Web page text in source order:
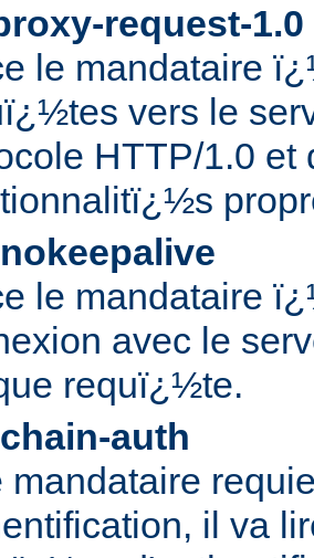
request-1.0
le mandataire
vers le
HTTP/1.0
le mandataire
avec le
requï¿½te.
auth
mandataire
il va